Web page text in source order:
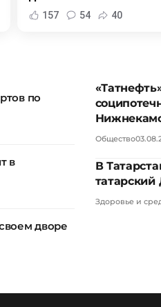
157 54 40
по
в
дворе
Общество
В
Здоровье и